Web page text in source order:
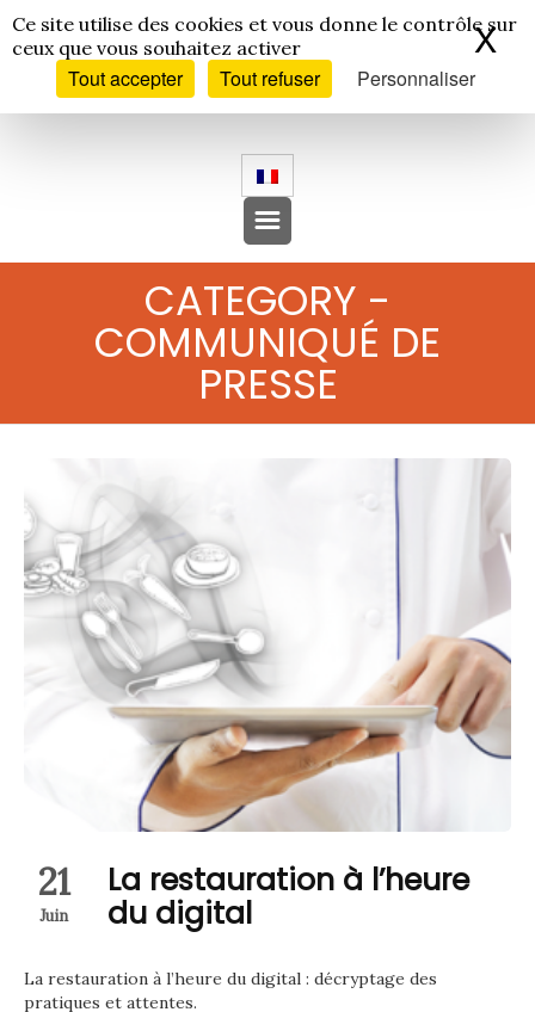
Panneau de gestion des cookies
Ce site utilise des cookies et vous donne le contrôle sur
ceux que vous souhaitez activer
Tout accepter Tout refuser Personnaliser
X
CATEGORY -
COMMUNIQUÉ DE
PRESSE
21
Juin
La restauration à l’heure
du digital
La restauration à l’heure du digital : décryptage des
pratiques et attentes.